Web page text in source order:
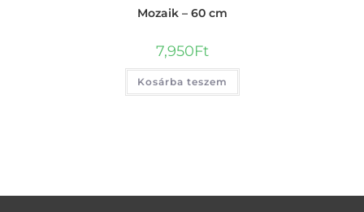
Mozaik – 60 cm
7,950Ft
Kosárba teszem